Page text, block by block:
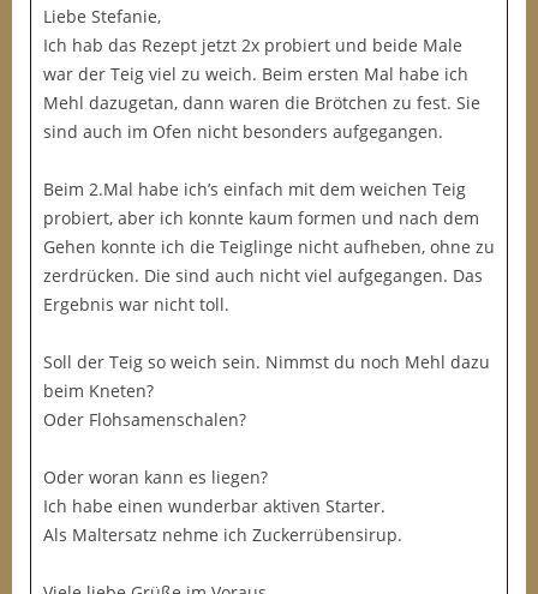
Liebe Stefanie,
Ich hab das Rezept jetzt 2x probiert und beide Male
war der Teig viel zu weich. Beim ersten Mal habe ich
Mehl dazugetan, dann waren die Brötchen zu fest. Sie
sind auch im Ofen nicht besonders aufgegangen.
Beim 2.Mal habe ich’s einfach mit dem weichen Teig
probiert, aber ich konnte kaum formen und nach dem
Gehen konnte ich die Teiglinge nicht aufheben, ohne zu
zerdrücken. Die sind auch nicht viel aufgegangen. Das
Ergebnis war nicht toll.
Soll der Teig so weich sein. Nimmst du noch Mehl dazu
beim Kneten?
Oder Flohsamenschalen?
Oder woran kann es liegen?
Ich habe einen wunderbar aktiven Starter.
Als Maltersatz nehme ich Zuckerrübensirup.